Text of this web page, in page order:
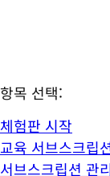
항목 선택:
체험판 시작
교육 서브스크립
서브스크립션 관